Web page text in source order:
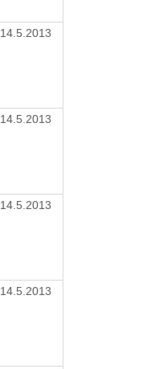
14.5.2013
14.5.2013
14.5.2013
14.5.2013